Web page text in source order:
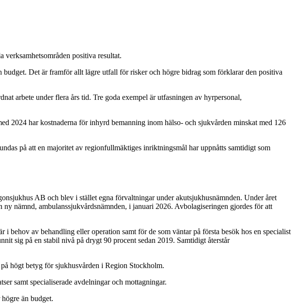
positiva resultat.
Det är framför allt lägre utfall för risker och högre bidrag som förklarar den positiva
arbete under flera års tid. Tre goda exempel är utfasningen av hyrpersonal,
2024 har kostnaderna för inhyrd bemanning inom hälso- och sjukvården minskat med 126
på att en majoritet av regionfullmäktiges inriktningsmål har uppnåtts samtidigt som
AB och blev i stället egna förvaltningar under akutsjukhusnämnden. Under året
nämnd, ambulanssjukvårdsnämnden, i januari 2026. Avbolagiseringen gjordes för att
behov av behandling eller operation samt för de som väntar på första besök hos en specialist
sig på en stabil nivå på drygt 90 procent sedan 2019. Samtidigt återstår
högt betyg för sjukhusvården i Region Stockholm.
samt specialiserade avdelningar och mottagningar.
än budget.